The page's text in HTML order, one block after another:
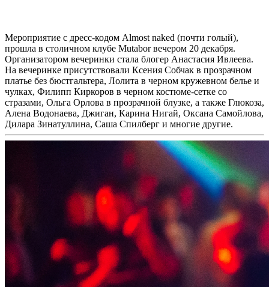
Мероприятие с дресс-кодом Almost naked (почти голый),
прошла в столичном клубе Mutabor вечером 20 декабря.
Организатором вечеринки стала блогер Анастасия Ивлеева.
На вечеринке присутствовали Ксения Собчак в прозрачном
платье без бюстгальтера, Лолита в черном кружевном белье и
чулках, Филипп Киркоров в черном костюме-сетке со
стразами, Ольга Орлова в прозрачной блузке, а также Глюкоза,
Алена Водонаева, Джиган, Карина Нигай, Оксана Самойлова,
Дилара Зинатуллина, Саша Спилберг и многие другие.